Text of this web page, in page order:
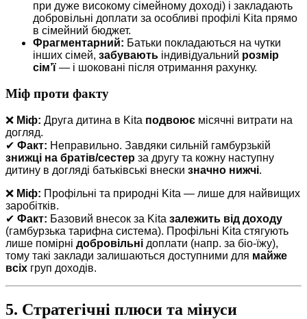
при дуже високому сімейному доході) і закладають
добровільні доплати за особливі профілі Kita прямо
в сімейний бюджет.
Фрагментарний: Батьки покладаються на чутки
інших сімей, забувають індивідуальний розмір
сім’ї — і шоковані після отримання рахунку.
Міф проти факту
❌ Міф: Друга дитина в Kita подвоює місячні витрати на
догляд.
✔ Факт: Неправильно. Завдяки сильній гамбурзькій
знижці на братів/сестер за другу та кожну наступну
дитину в догляді батьківські внески значно нижчі.
❌ Міф: Профільні та природні Kita — лише для найвищих
заробітків.
✔ Факт: Базовий внесок за Kita залежить від доходу
(гамбурзька тарифна система). Профільні Kita стягують
лише помірні добровільні доплати (напр. за біо-їжу),
тому такі заклади залишаються доступними для майже
всіх груп доходів.
5. Стратегічні плюси та мінуси